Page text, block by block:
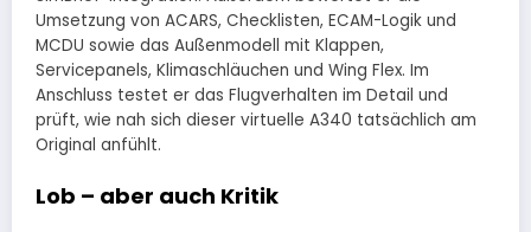
Umsetzung von ACARS, Checklisten, ECAM-Logik und
MCDU sowie das Außenmodell mit Klappen,
Servicepanels, Klimaschläuchen und Wing Flex. Im
Anschluss testet er das Flugverhalten im Detail und
prüft, wie nah sich dieser virtuelle A340 tatsächlich am
Original anfühlt.
Lob – aber auch Kritik